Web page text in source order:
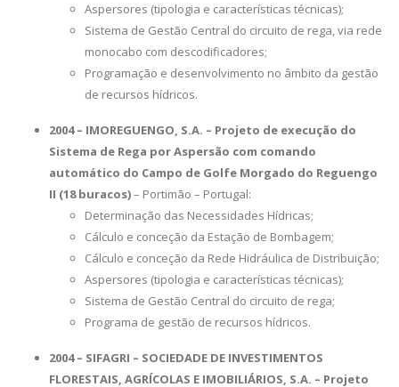
Aspersores (tipologia e características técnicas);
Sistema de Gestão Central do circuito de rega, via rede
monocabo com descodificadores;
Programação e desenvolvimento no âmbito da gestão
de recursos hídricos.
2004 – IMOREGUENGO, S.A. – Projeto de execução do
Sistema de Rega por Aspersão com comando
automático do Campo de Golfe Morgado do Reguengo
II (18 buracos)– Portimão – Portugal:
Determinação das Necessidades Hídricas;
Cálculo e conceção da Estação de Bombagem;
Cálculo e conceção da Rede Hidráulica de Distribuição;
Aspersores (tipologia e características técnicas);
Sistema de Gestão Central do circuito de rega;
Programa de gestão de recursos hídricos.
2004 – SIFAGRI – SOCIEDADE DE INVESTIMENTOS
FLORESTAIS, AGRÍCOLAS E IMOBILIÁRIOS, S.A. – Projeto